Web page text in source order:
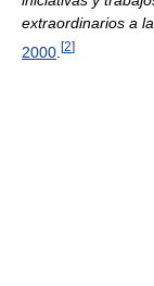
extraordinarios a
2000 [2]